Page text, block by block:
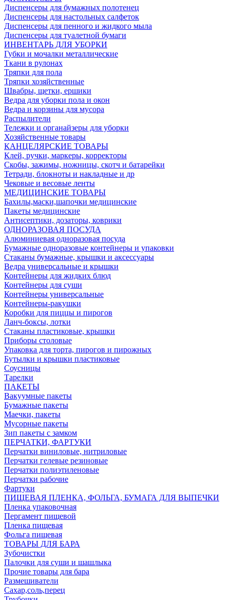
Диспенсеры для бумажных полотенец
Диспенсеры для настольных салфеток
Диспенсеры для пенного и жидкого мыла
Диспенсеры для туалетной бумаги
ИНВЕНТАРЬ ДЛЯ УБОРКИ
Губки и мочалки металлические
Ткани в рулонах
Тряпки для пола
Тряпки хозяйственные
Швабры, щетки, ершики
Ведра для уборки пола и окон
Ведра и корзины для мусора
Распылители
Тележки и органайзеры для уборки
Хозяйственные товары
КАНЦЕЛЯРСКИЕ ТОВАРЫ
Клей, ручки, маркеры, корректоры
Скобы, зажимы, ножницы, скотч и батарейки
Тетради, блокноты и накладные и др
Чековые и весовые ленты
МЕДИЦИНСКИЕ ТОВАРЫ
Бахилы,маски,шапочки медицинские
Пакеты медицинские
Антисептики, дозаторы, коврики
ОДНОРАЗОВАЯ ПОСУДА
Алюминиевая одноразовая посуда
Бумажные одноразовые контейнеры и упаковки
Стаканы бумажные, крышки и аксессуары
Ведра универсальные и крышки
Контейнеры для жидких блюд
Контейнеры для суши
Контейнеры универсальные
Контейнеры-ракушки
Коробки для пиццы и пирогов
Ланч-боксы, лотки
Стаканы пластиковые, крышки
Приборы столовые
Упаковка для торта, пирогов и пирожных
Бутылки и крышки пластиковые
Соусницы
Тарелки
ПАКЕТЫ
Вакуумные пакеты
Бумажные пакеты
Маечки, пакеты
Мусорные пакеты
Зип пакеты с замком
ПЕРЧАТКИ, ФАРТУКИ
Перчатки виниловые, нитриловые
Перчатки гелевые резиновые
Перчатки полиэтиленовые
Перчатки рабочие
Фартуки
ПИЩЕВАЯ ПЛЕНКА, ФОЛЬГА, БУМАГА ДЛЯ ВЫПЕЧКИ
Пленка упаковочная
Пергамент пищевой
Пленка пищевая
Фольга пищевая
ТОВАРЫ ДЛЯ БАРА
Зубочистки
Палочки для суши и шашлыка
Прочие товары для бара
Размешиватели
Сахар,соль,перец